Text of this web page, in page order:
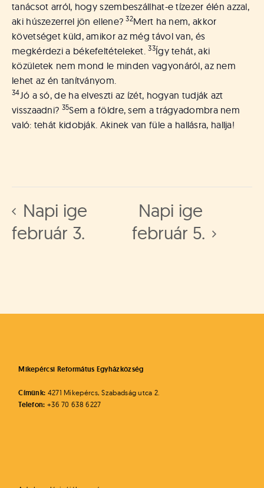
tanácsot arról, hogy szembeszállhat-e tízezer élén azzal,
aki húszezerrel jön ellene?32Mert ha nem, akkor
követséget küld, amikor az még távol van, és
megkérdezi a békefeltételeket.33Így tehát, aki
közületek nem mond le minden vagyonáról, az nem
lehet az én tanítványom.
34Jó a só, de ha elveszti az ízét, hogyan tudják azt
visszaadni? 35Sem a földre, sem a trágyadombra nem
való: tehát kidobják. Akinek van füle a hallásra, hallja!
Napi ige
február 3.
Napi ige
február 5.
Mikepércsi Református Egyházközség
Címünk: 4271 Mikepércs, Szabadság utca 2.
Telefon: +36 70 638 6227